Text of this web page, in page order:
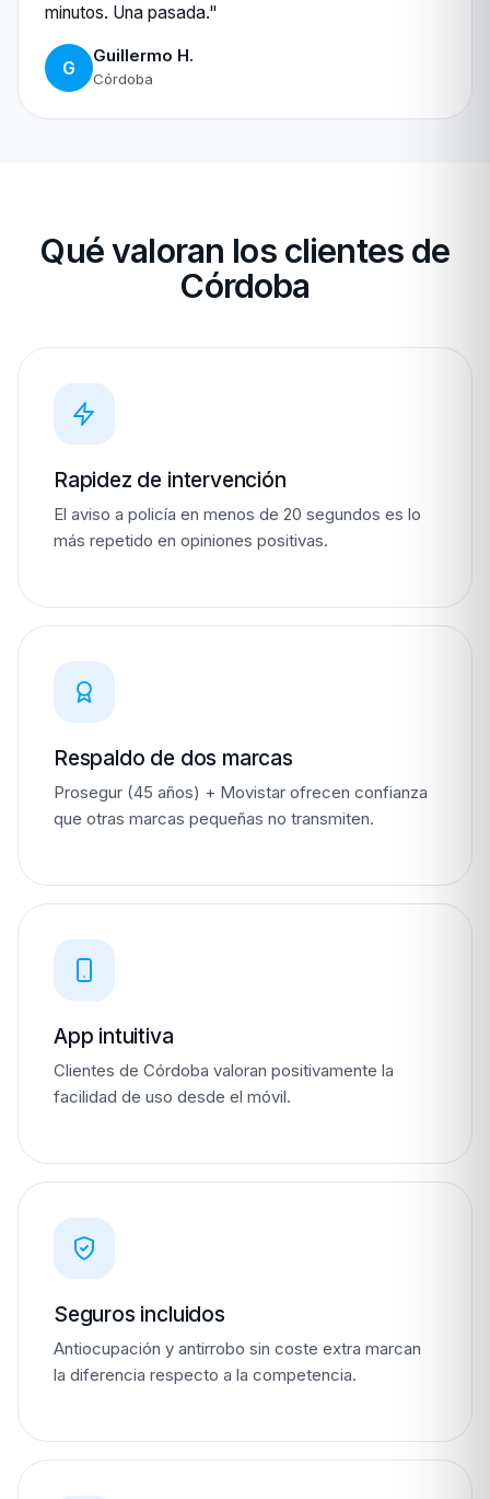
minutos. Una pasada."
G
Guillermo H.
Córdoba
Qué valoran los clientes de
Córdoba
Rapidez de intervención
El aviso a policía en menos de 20 segundos es lo
más repetido en opiniones positivas.
Respaldo de dos marcas
Prosegur (45 años) + Movistar ofrecen confianza
que otras marcas pequeñas no transmiten.
App intuitiva
Clientes de Córdoba valoran positivamente la
facilidad de uso desde el móvil.
Seguros incluidos
Antiocupación y antirrobo sin coste extra marcan
la diferencia respecto a la competencia.